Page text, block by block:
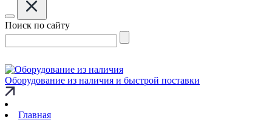
Поиск по сайту
Оборудование из наличия и быстрой поставки
Главная